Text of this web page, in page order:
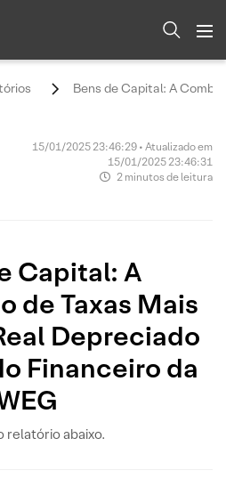
Bens de Capital: A
15/01/2025 23:46:29 • Atualizado em
15/01/2025 23:46:31
2 minutos de leitura
Capital: A
de Taxas Mais
Depreciado
Financeiro da
relatório abaixo.